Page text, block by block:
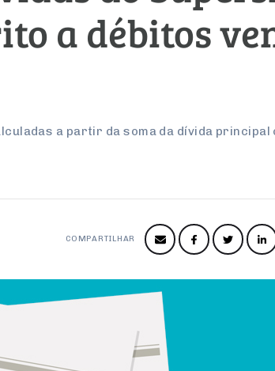
a débitos
a partir da soma da dívida principal
COMPARTILHAR